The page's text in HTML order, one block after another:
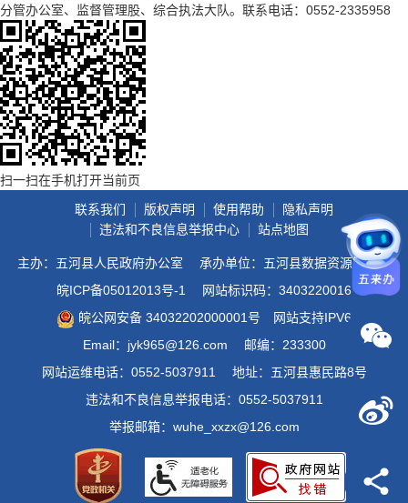
分管办公室、监督管理股、综合执法大队。联系电话：0552-2335958
扫一扫在手机打开当前页
联系我们
版权声明 使用帮助
隐私声明
违法和不良信息举报中心
站点地图
主办：五河县人民政府办公室
承办单位：五河县数据资源管理局
皖ICP备05012013号-1
网站标识码：3403220016
皖公网安备 34032202000001号
网站支持IPV6
Email：jyk965@126.com
邮编：233300
网站运维电话：0552-5037911
地址：五河县惠民路8号
违法和不良信息举报电话：0552-5037911
举报邮箱：wuhe_xxzx@126.com